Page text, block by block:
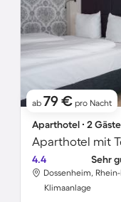
ab 79 € pro Nacht
Aparthotel ∙ 2
Aparthotel mit
4.4 Sehr
Dossenheim,
Klimaanlage